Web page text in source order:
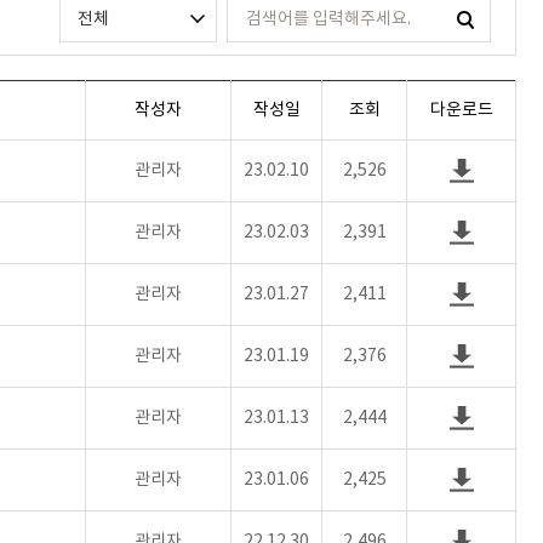
작성자 작성일 조회 다운로드
관리자 23.02.10 2,526
관리자 23.02.03 2,391
관리자 23.01.27 2,411
관리자 23.01.19 2,376
관리자 23.01.13 2,444
관리자 23.01.06 2,425